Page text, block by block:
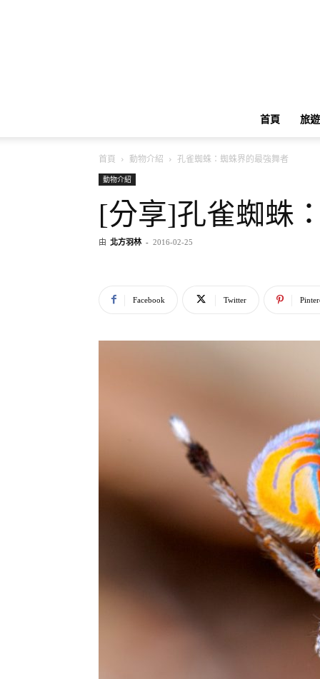
首頁 旅
首頁 動物介紹
孔雀蜘蛛：蜘蛛界的最強舞者
動物介紹
[分享]孔雀蜘蛛
由 北方羽林 - 2016-02-25
Facebook Twitter